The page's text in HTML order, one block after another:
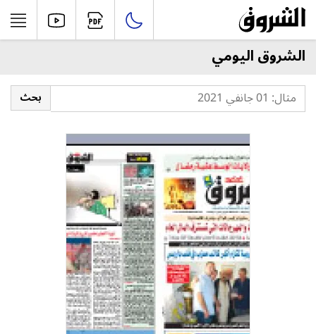
الشروق اليومي